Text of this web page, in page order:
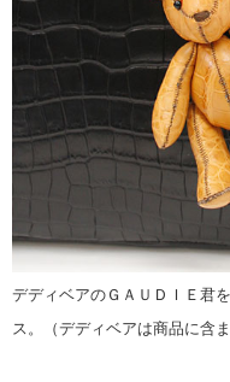
デディベアのＧＡＵＤＩＥ君
ス。（デディベアは商品に含